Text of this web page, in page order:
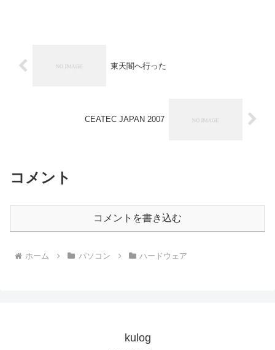
東天閣へ行った
CEATEC JAPAN 2007
コメント
コメントを書き込む
ホーム パソコン ハードウェア
kulog